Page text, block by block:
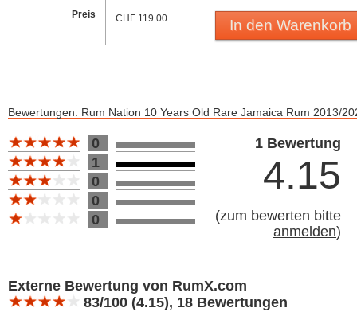
Preis
CHF 119.00 In den Warenkorb
Bewertungen: Rum Nation 10 Years Old Rare Jamaica Rum 2013/
Bewertung 100
1
0
0
0
1 Bewertung
4.15
(zum bewerten bitte
anmelden)
Bewertung 10
Externe Bewertung von RumX.com
83/100 (4.15), 18 Bewertungen